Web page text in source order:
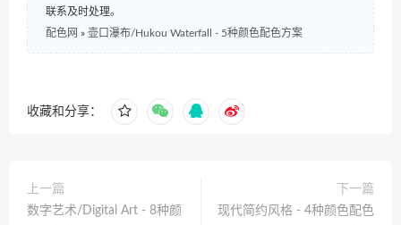
联系及时处理。
配色网 » 壶口瀑布/Hukou Waterfall - 5种颜色配色方案
收藏和分享：
上一篇
数字艺术/Digital Art - 8种颜
下一篇
现代简约风格 - 4种颜色配色